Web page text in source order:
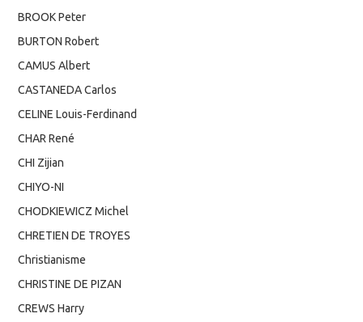
BROOK Peter
BURTON Robert
CAMUS Albert
CASTANEDA Carlos
CELINE Louis-Ferdinand
CHAR René
CHI Zijian
CHIYO-NI
CHODKIEWICZ Michel
CHRETIEN DE TROYES
Christianisme
CHRISTINE DE PIZAN
CREWS Harry